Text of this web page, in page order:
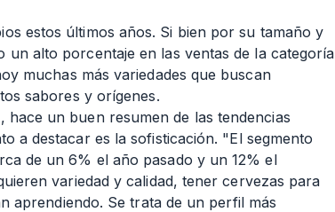
estos últimos años. Si bien por su tamaño y
un alto porcentaje en las ventas de la categoría
muchas más variedades que buscan
sabores y orígenes.
un buen resumen de las tendencias
a destacar es la sofisticación. "El segmento
de un 6% el año pasado y un 12% el
variedad y calidad, tener cervezas para
aprendiendo. Se trata de un perfil más